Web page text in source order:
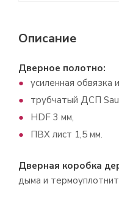
Описание
Дверное полотно:
усиленная обвязка
трубчатый ДСП
HDF 3 мм,
ПВХ лист 1,5 мм.
Дверная коробка
дыма и